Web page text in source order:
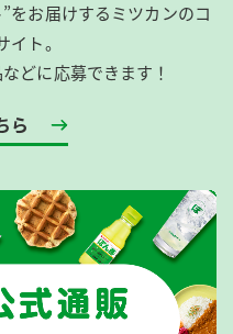
をお届けするミツカンのコ
イト。
どに応募できます！
ら